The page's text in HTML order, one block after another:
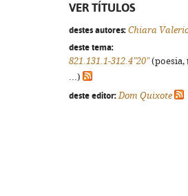
VER TÍTULOS
destes autores: Chiara
deste tema:
821.131.1-312.4"20"(poesia,
...)
deste editor: Dom Quixote